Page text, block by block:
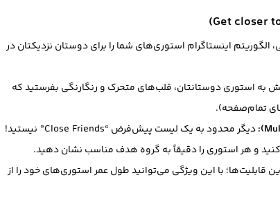
الگوریتم اینستاگرام استوری‌های شما را برای دوستان نزدیکتان در
به استوری دوستانتان، قلب‌های متحرک و رنگارنگی بفرستید که
تمام‌صفحه).
دیگر محدود به یک لیست پیش‌فرض “Close Friends” نیستید!
و هر استوری را دقیقاً به گروه هدف مناسب نشان دهید.
قابلیت‌ها؛ با این ویژگی می‌توانید طول عمر استوری‌های خود را از